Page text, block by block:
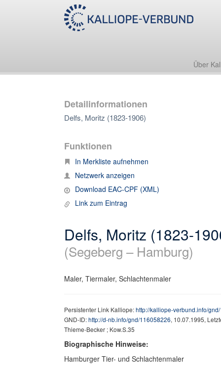
Über
Detailinformationen
Delfs, Moritz (1823-1906)
Funktionen
In Merkliste aufnehmen
Netzwerk anzeigen
Download EAC-CPF (XML)
Link zum Eintrag
Delfs, Moritz (1823-
(Segeberg – Hamburg)
Maler, Tiermaler, Schlachtenmaler
Persistenter Link Kalliope:http://kalliope-verbund.info/
GND-ID:http://d-nb.info/gnd/116058226, 10.07.1995,
Thieme-Becker ; Kow.S.35
Biographische Hinweise:
Hamburger Tier- und Schlachtenmaler